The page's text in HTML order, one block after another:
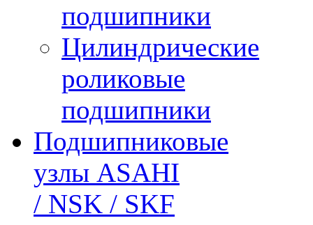
подшипники
Цилиндрические
роликовые
подшипники
Подшипниковые
узлы ASAHI
/ NSK / SKF